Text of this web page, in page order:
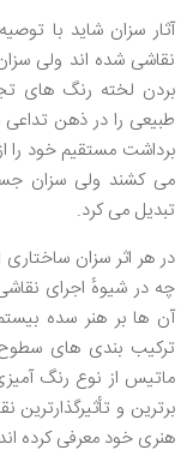
آثار سزان شاید با
نقاشی شده اند ولی
بردن لخته‌ رنگ‌ های
طبیعی را در ذهن
برداشت مستقیم خود را
می کشند ولی سزان
تبدیل می کرد.
در هر اثر سزان
چه در شیوهٔ اجرای
آن‌ ها بر هنر سده
ترکیب ‌بندی ‌های
ماتیس از نوع رنگ
برترین و
هنری خود معرفی کرده